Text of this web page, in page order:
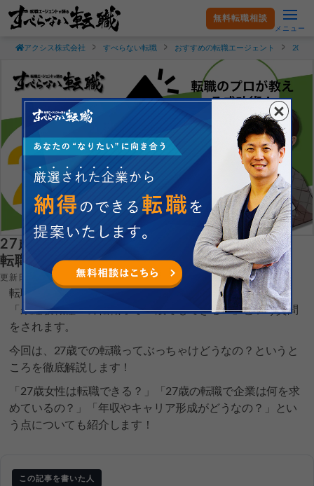
無料転職相談
メニュー
アクシス株式会社 すべらない転職 おすすめの転職エージェント 20代
27歳の転職はまだ間に合う？企業の本音を
転職のプロがぶっちゃける！
更新日：2026.08.03
転職者から「27歳で転職したいけど、年齢的に遅い？」
「未経験職種への転職って27歳でもできる？」という質問
をされます。
今回は、 27歳での転職ってぶっちゃけどうなの？ というと
ころを徹底解説します！
「27歳女性は転職できる？」「27歳の転職で企業は何を求
めているの？」「年収やキャリア形成がどうなの？」とい
う点についても紹介します！
この記事を書いた人